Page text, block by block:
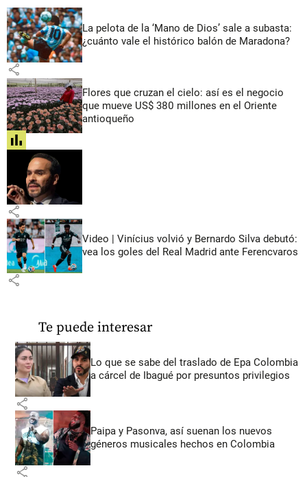
La pelota de la ‘Mano de Dios’ sale a subasta:
¿cuánto vale el histórico balón de Maradona?
share
Flores que cruzan el cielo: así es el negocio
que mueve US$ 380 millones en el Oriente
antioqueño
share
share
Video | Vinícius volvió y Bernardo Silva debutó:
vea los goles del Real Madrid ante Ferencvaros
share
Te puede interesar
Lo que se sabe del traslado de Epa Colombia
a cárcel de Ibagué por presuntos privilegios
share
Paipa y Pasonva, así suenan los nuevos
géneros musicales hechos en Colombia
share